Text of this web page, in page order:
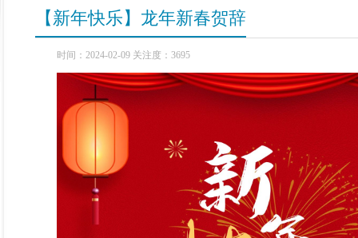
【新年快乐】龙年新春贺辞
时间：2024-02-09 关注度：3695